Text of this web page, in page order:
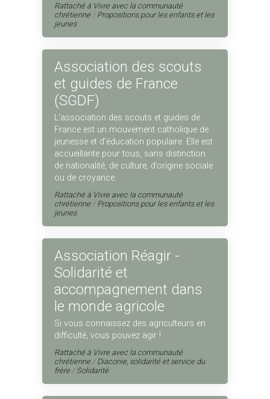
Rattaché à Vivre avec la communauté
chrétienne /Propositions pour les enfants et les
jeunes
Association des scouts
et guides de France
(SGDF)
L'association des scouts et guides de
France est un mouvement catholique de
jeunesse et d’éducation populaire. Elle est
accueillante pour tous, sans distinction
de nationalité, de culture, d’origine sociale
ou de croyance.
Rattaché à Vivre avec la communauté
chrétienne /Propositions pour les enfants et les
jeunes
Association Réagir -
Solidarité et
accompagnement dans
le monde agricole
Si vous connaissez des agriculteurs en
difficulté, vous pouvez agir !
Rattaché à Vivre avec la communauté
chrétienne /Diaconie, solidarité et service du
frère /Solidarité